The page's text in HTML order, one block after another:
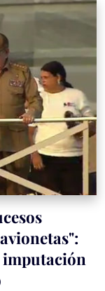
imputación